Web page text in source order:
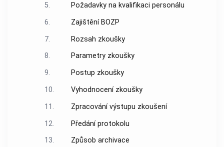
5.
Požadavky na kvalifikaci personálu
6.
Zajištění BOZP
7.
Rozsah zkoušky
8.
Parametry zkoušky
9.
Postup zkoušky
10.
Vyhodnocení zkoušky
11.
Zpracování výstupu zkoušení
12.
Předání protokolu
13.
Způsob archivace